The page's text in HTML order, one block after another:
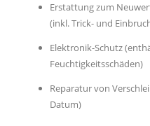
Erstattung zum
(inkl. Trick- und
Elektronik-Schutz
Feuchtigkeitsschäden)
Reparatur von
Datum)